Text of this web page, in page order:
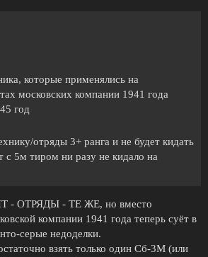
которые применялись на
московских компании 1941 года
год
отряды 3+ ранга и не будет кидать
с 5м тиром ни разу не кидало на
ОТРЯДЫ - ТЕ ЖЕ, но вместо
компании 1941 года теперь суёт в
серые недоделки.
взять только один Сб-3М (или